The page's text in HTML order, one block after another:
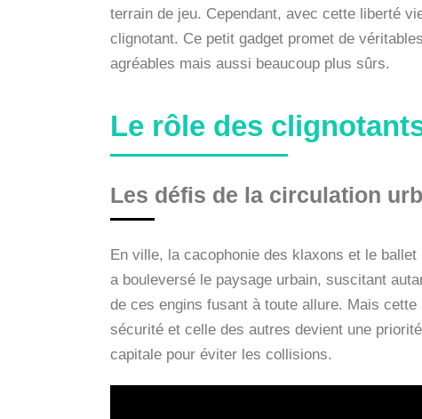
terrain de jeu. Cependant, avec cette liberté
clignotant. Ce petit gadget promet de
agréables mais aussi beaucoup plus sûrs.
Le rôle des
Les défis de la circulation
En ville, la cacophonie des klaxons et le
a bouleversé le paysage urbain, suscitant
de ces engins fusant à toute allure. Mais
sécurité et celle des autres devient une
capitale pour éviter les collisions.